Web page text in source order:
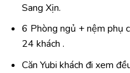
Sang Xịn.
6 Phòng ngủ + nệm phụ
24 khách .
Căn Yubi khách đi xem